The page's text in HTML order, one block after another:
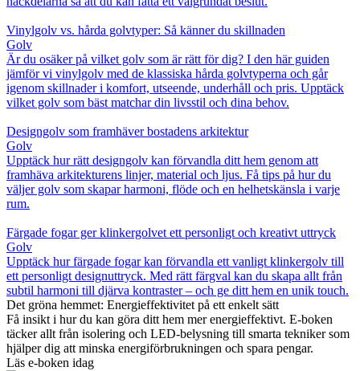
Vinylgolv vs. hårda golvtyper: Så känner du skillnaden
Golv
Är du osäker på vilket golv som är rätt för dig? I den här guiden
jämför vi vinylgolv med de klassiska hårda golvtyperna och går
igenom skillnader i komfort, utseende, underhåll och pris. Upptäck
vilket golv som bäst matchar din livsstil och dina behov.
Designgolv som framhäver bostadens arkitektur
Golv
Upptäck hur rätt designgolv kan förvandla ditt hem genom att
framhäva arkitekturens linjer, material och ljus. Få tips på hur du
väljer golv som skapar harmoni, flöde och en helhetskänsla i varje
rum.
Färgade fogar ger klinkergolvet ett personligt och kreativt uttryck
Golv
Upptäck hur färgade fogar kan förvandla ett vanligt klinkergolv till
ett personligt designuttryck. Med rätt färgval kan du skapa allt från
subtil harmoni till djärva kontraster – och ge ditt hem en unik touch.
Det gröna hemmet: Energieffektivitet på ett enkelt sätt
Få insikt i hur du kan göra ditt hem mer energieffektivt. E-boken
täcker allt från isolering och LED-belysning till smarta tekniker som
hjälper dig att minska energiförbrukningen och spara pengar.
Läs e-boken idag